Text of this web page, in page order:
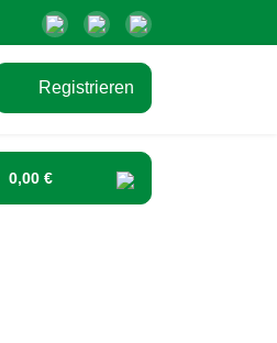
Registrieren
0,00 €